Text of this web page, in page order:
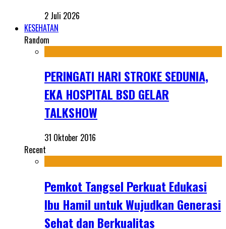
2 Juli 2026
KESEHATAN
Random
PERINGATI HARI STROKE SEDUNIA,
EKA HOSPITAL BSD GELAR
TALKSHOW
31 Oktober 2016
Recent
Pemkot Tangsel Perkuat Edukasi
Ibu Hamil untuk Wujudkan Generasi
Sehat dan Berkualitas